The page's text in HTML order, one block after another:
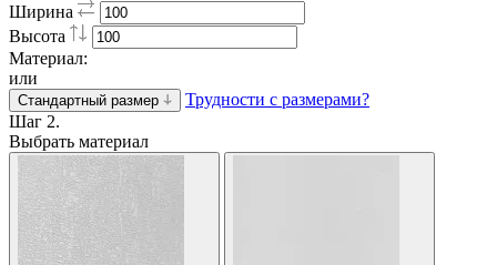
Ширина
Высота
Материал:
или
Стандартный размер
Трудности с размерами?
Шаг 2.
Выбрать материал